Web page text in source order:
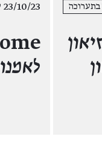
בתערוכה 23/10/23 שני
/